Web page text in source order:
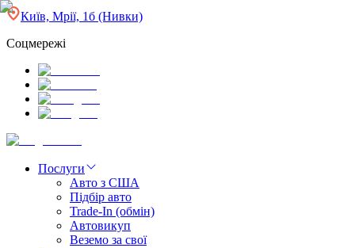
Київ, Мрії, 1б (Нивки)
Соцмережі
Послуги
Авто з США
Підбір авто
Trade-In (обмін)
Автовикуп
Веземо за свої